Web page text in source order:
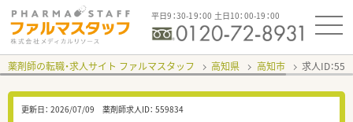
平日9：30-19：00 土日10：00-19：00
薬剤師の転職・求人サイト ファルマスタッフ 高知県 高知市 求人ID：
更新日： 2026/07/09 薬剤師求人ID： 559834